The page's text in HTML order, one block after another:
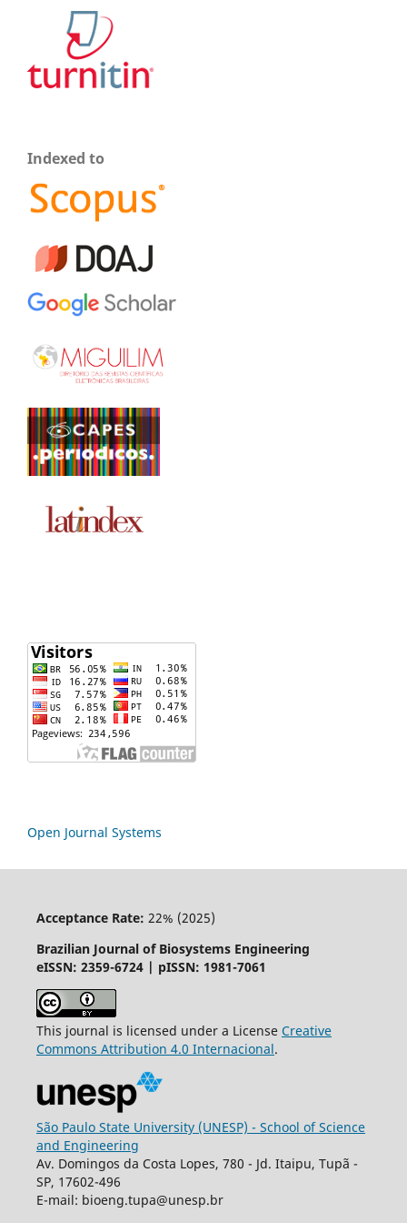
Indexed to
Open Journal Systems
Acceptance Rate: 22% (2025)
Brazilian Journal of Biosystems Engineering
eISSN: 2359-6724 | pISSN: 1981-7061
This journal is licensed under a License Creative
Commons Attribution 4.0 Internacional.
São Paulo State University (UNESP) - School of Science
and Engineering
Av. Domingos da Costa Lopes, 780 - Jd. Itaipu, Tupã -
SP, 17602-496
E-mail: bioeng.tupa@unesp.br